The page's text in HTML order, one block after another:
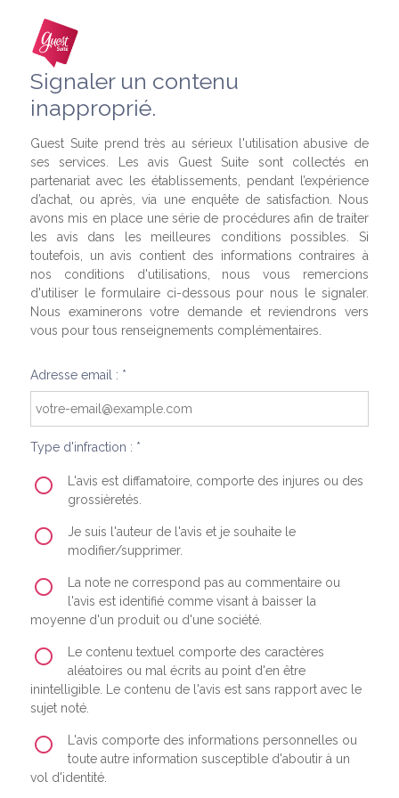
Signaler un contenu
inapproprié.
Guest Suite prend très au sérieux l'utilisation abusive de
ses services. Les avis Guest Suite sont collectés en
partenariat avec les établissements, pendant l’expérience
d’achat, ou après, via une enquête de satisfaction. Nous
avons mis en place une série de procédures afin de traiter
les avis dans les meilleures conditions possibles. Si
toutefois, un avis contient des informations contraires à
nos conditions d'utilisations, nous vous remercions
d'utiliser le formulaire ci-dessous pour nous le signaler.
Nous examinerons votre demande et reviendrons vers
vous pour tous renseignements complémentaires.
Adresse email : *
Type d'infraction : *
L'avis est diffamatoire, comporte des injures ou des
grossièretés.
Je suis l'auteur de l'avis et je souhaite le
modifier/supprimer.
La note ne correspond pas au commentaire ou
l'avis est identifié comme visant à baisser la
moyenne d'un produit ou d'une société.
Le contenu textuel comporte des caractères
aléatoires ou mal écrits au point d'en être
inintelligible. Le contenu de l'avis est sans rapport avec le
sujet noté.
L'avis comporte des informations personnelles ou
toute autre information susceptible d'aboutir à un
vol d'identité.